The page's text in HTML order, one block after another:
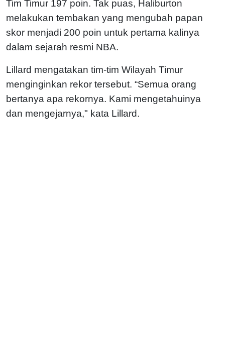
Tim Timur 197 poin. Tak puas, Haliburton
melakukan tembakan yang mengubah papan
skor menjadi 200 poin untuk pertama kalinya
dalam sejarah resmi NBA.
Lillard mengatakan tim-tim Wilayah Timur
menginginkan rekor tersebut. “Semua orang
bertanya apa rekornya. Kami mengetahuinya
dan mengejarnya," kata Lillard.